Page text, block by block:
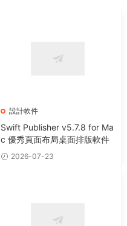
設計軟件
Swift Publisher v5.7.8 for Ma
c 優秀頁面布局桌面排版軟件
2026-07-23